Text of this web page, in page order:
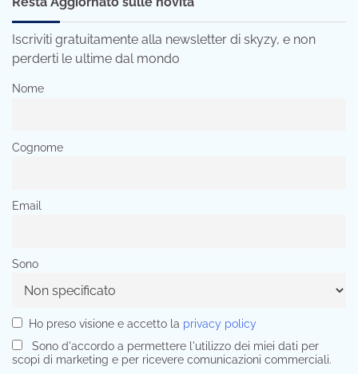
Iscriviti gratuitamente alla newsletter di skyzy, e non
perderti le ultime dal mondo
Nome
Cognome
Email
Sono
Ho preso visione e accetto la privacy policy
Sono d'accordo a permettere l'utilizzo dei miei dati per
scopi di marketing e per ricevere comunicazioni commerciali.